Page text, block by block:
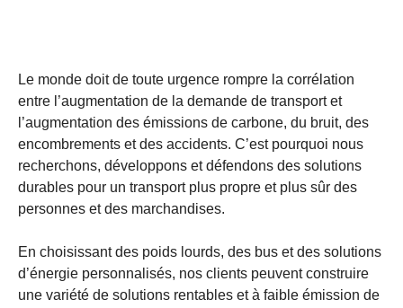
Le monde doit de toute urgence rompre la corrélation
entre l’augmentation de la demande de transport et
l’augmentation des émissions de carbone, du bruit, des
encombrements et des accidents. C’est pourquoi nous
recherchons, développons et défendons des solutions
durables pour un transport plus propre et plus sûr des
personnes et des marchandises.
En choisissant des poids lourds, des bus et des solutions
d’énergie personnalisés, nos clients peuvent construire
une variété de solutions rentables et à faible émission de